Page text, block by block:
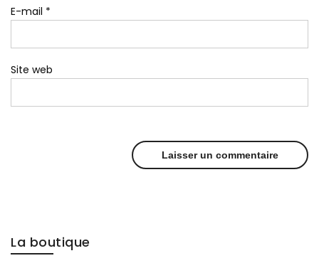
E-mail *
Site web
La boutique